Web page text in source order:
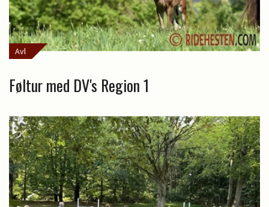
Avl
Føltur med DV's Region 1